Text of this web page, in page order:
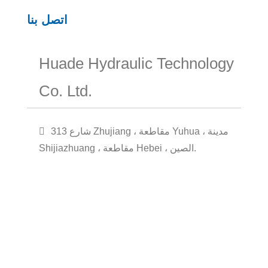
اتصل بنا
Huade Hydraulic Technology
Co. Ltd.
313 شارع Zhujiang ، مقاطعة Yuhua ، مدينة
Shijiazhuang ، مقاطعة Hebei ، الصين.